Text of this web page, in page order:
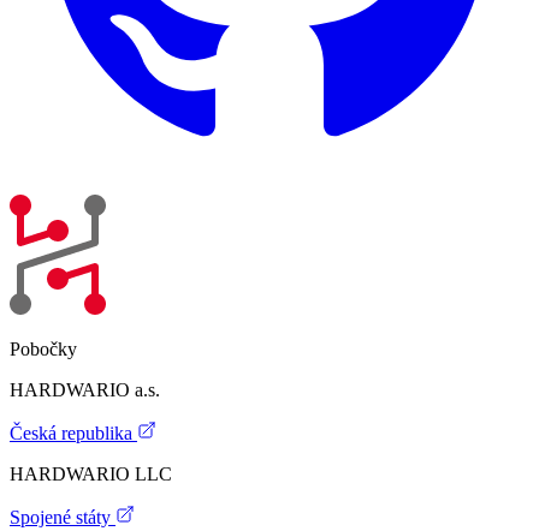
Pobočky
HARDWARIO a.s.
Česká republika
HARDWARIO LLC
Spojené státy